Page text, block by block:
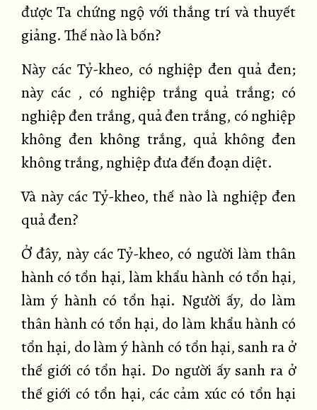
được Ta chứng ngộ với thắng trí và thuyết
giảng. Thế nào là bốn?
Này các Tỷ-kheo, có nghiệp đen quả đen;
này các , có nghiệp trắng quả trắng; có
nghiệp đen trắng, quả đen trắng, có nghiệp
không đen không trắng, quả không đen
không trắng, nghiệp đưa đến đoạn diệt.
Và này các Tỷ-kheo, thế nào là nghiệp đen
quả đen?
Ở đây, này các Tỷ-kheo, có người làm thân
hành có tổn hại, làm khẩu hành có tổn hại,
làm ý hành có tổn hại. Người ấy, do làm
thân hành có tổn hại, do làm khẩu hành có
tổn hại, do làm ý hành có tổn hại, sanh ra ở
thế giới có tổn hại. Do người ấy sanh ra ở
thế giới có tổn hại, các cảm xúc có tổn hại